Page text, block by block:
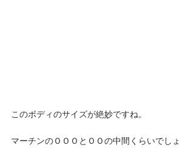
このボディのサイズが絶妙ですね。
マーチンのＯＯＯとＯＯの中間くらいでしょ